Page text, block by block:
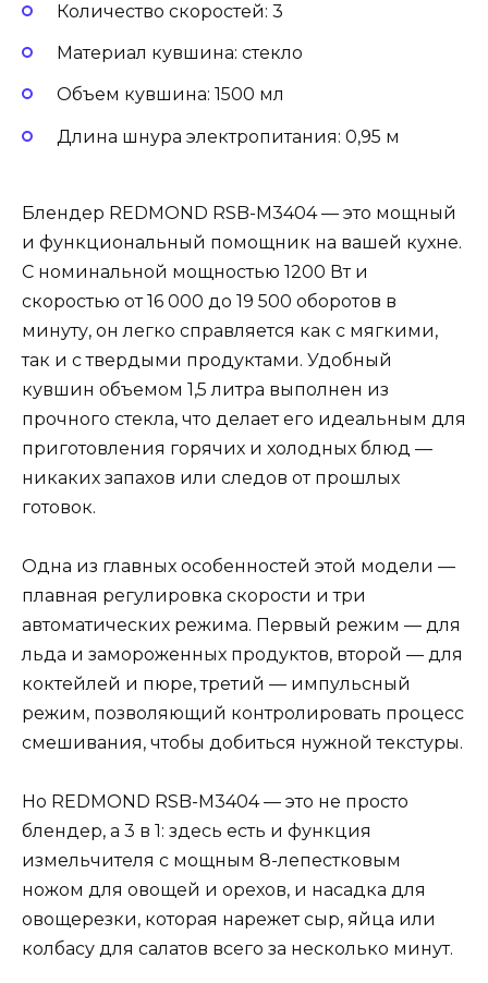
Количество скоростей: 3
Материал кувшина: стекло
Объем кувшина: 1500 мл
Длина шнура электропитания: 0,95 м
Блендер REDMOND RSB-M3404 — это мощный
и функциональный помощник на вашей кухне.
С номинальной мощностью 1200 Вт и
скоростью от 16 000 до 19 500 оборотов в
минуту, он легко справляется как с мягкими,
так и с твердыми продуктами. Удобный
кувшин объемом 1,5 литра выполнен из
прочного стекла, что делает его идеальным для
приготовления горячих и холодных блюд —
никаких запахов или следов от прошлых
готовок.
Одна из главных особенностей этой модели —
плавная регулировка скорости и три
автоматических режима. Первый режим — для
льда и замороженных продуктов, второй — для
коктейлей и пюре, третий — импульсный
режим, позволяющий контролировать процесс
смешивания, чтобы добиться нужной текстуры.
Но REDMOND RSB-M3404 — это не просто
блендер, а 3 в 1: здесь есть и функция
измельчителя с мощным 8-лепестковым
ножом для овощей и орехов, и насадка для
овощерезки, которая нарежет сыр, яйца или
колбасу для салатов всего за несколько минут.